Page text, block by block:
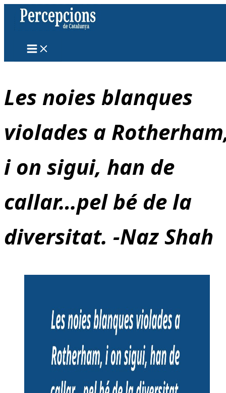
Vés
contingut
Les noies blanques
violades a
i on sigui, han de
callar…pel bé de la
diversitat. -Naz Shah